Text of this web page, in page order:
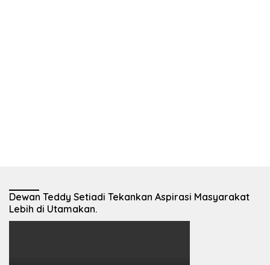
Dewan Teddy Setiadi Tekankan Aspirasi Masyarakat
Lebih di Utamakan.